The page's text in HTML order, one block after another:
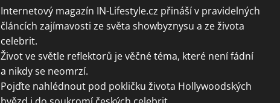
Internetový magazín IN-Lifestyle.cz přináší v pravidelných
článcích zajímavosti ze světa showbyznysu a ze života
celebrit.
Život ve světle reflektorů je věčné téma, které není fádní
a nikdy se neomrzí.
Pojďte nahlédnout pod pokličku života Hollywoodských